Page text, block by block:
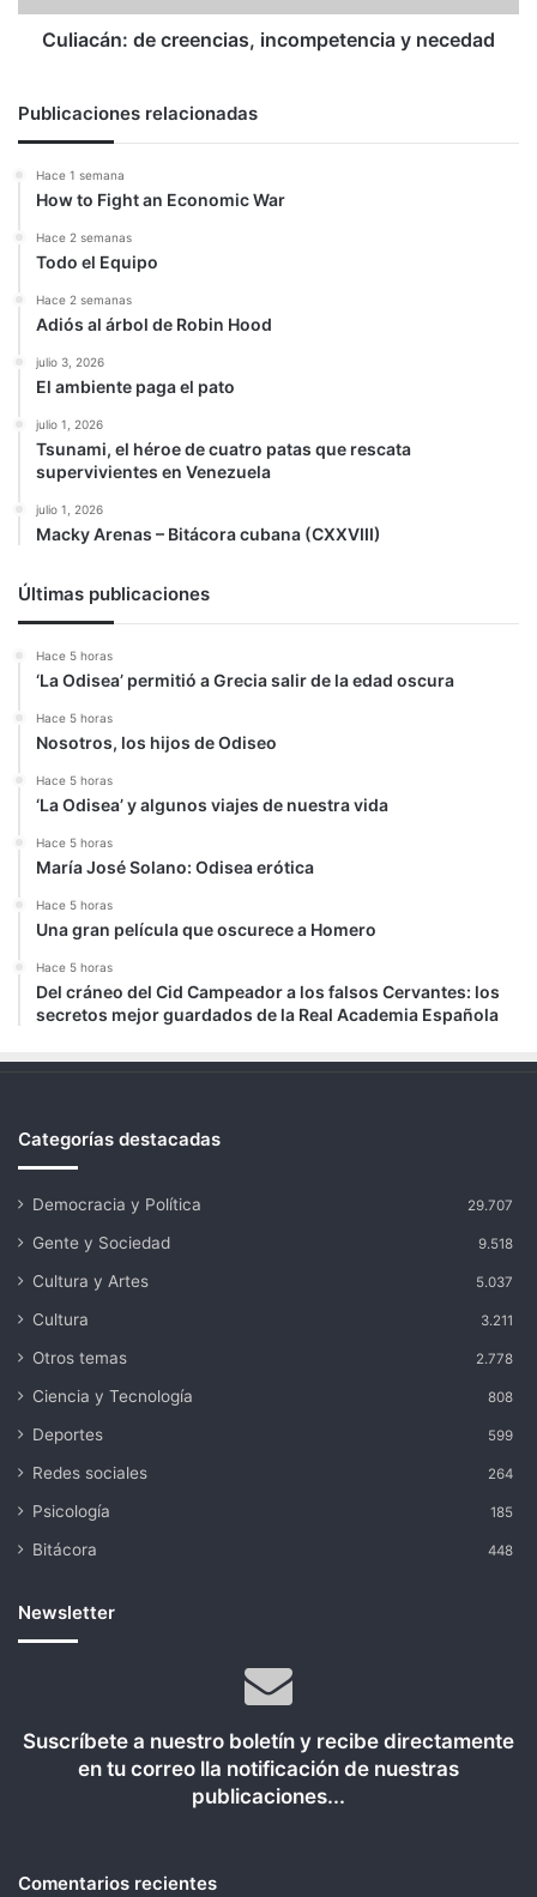
Culiacán: de creencias, incompetencia y necedad
Publicaciones relacionadas
Hace 1 semana
How to Fight an Economic War
Hace 2 semanas
Todo el Equipo
Hace 2 semanas
Adiós al árbol de Robin Hood
julio 3, 2026
El ambiente paga el pato
julio 1, 2026
Tsunami, el héroe de cuatro patas que rescata
supervivientes en Venezuela
julio 1, 2026
Macky Arenas – Bitácora cubana (CXXVIII)
Últimas publicaciones
Hace 5 horas
‘La Odisea’ permitió a Grecia salir de la edad oscura
Hace 5 horas
Nosotros, los hijos de Odiseo
Hace 5 horas
‘La Odisea’ y algunos viajes de nuestra vida
Hace 5 horas
María José Solano: Odisea erótica
Hace 5 horas
Una gran película que oscurece a Homero
Hace 5 horas
Del cráneo del Cid Campeador a los falsos Cervantes: los
secretos mejor guardados de la Real Academia Española
Categorías destacadas
Democracia y Política 29.707
Gente y Sociedad 9.518
Cultura y Artes 5.037
Cultura 3.211
Otros temas 2.778
Ciencia y Tecnología 808
Deportes 599
Redes sociales 264
Psicología 185
Bitácora 448
Newsletter
Suscríbete a nuestro boletín y recibe directamente
en tu correo lla notificación de nuestras
publicaciones...
Comentarios recientes